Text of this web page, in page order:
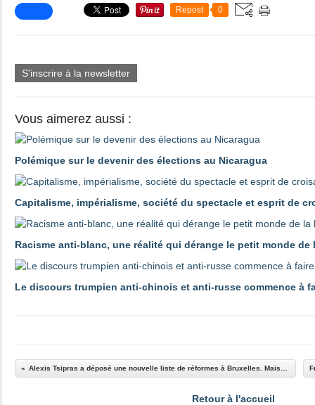
Repost 0
S'inscrire à la newsletter
Vous aimerez aussi :
Polémique sur le devenir des élections au Nicaragua
Capitalisme, impérialisme, société du spectacle et esprit de
Racisme anti-blanc, une réalité qui dérange le petit monde
Le discours trumpien anti-chinois et anti-russe commence à
Retour à l'accueil